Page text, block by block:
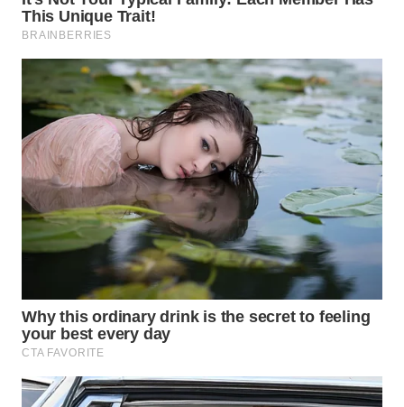
WN
CIREBON
WN
INDRAMAYU
WN
KUNINGAN
WN
MAJALENGKA
SUBANG
WN